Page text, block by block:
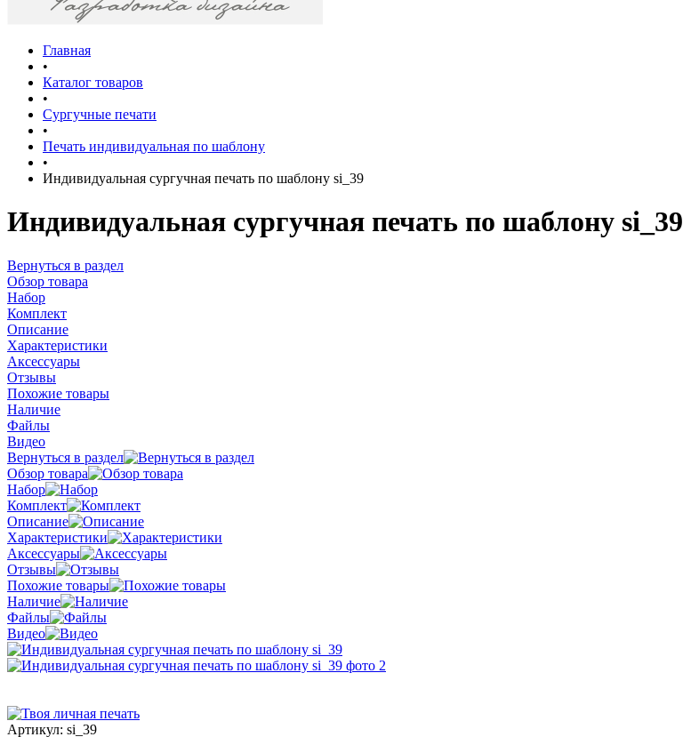
Главная
•
Каталог товаров
•
Сургучные печати
•
Печать индивидуальная по шаблону
•
Индивидуальная сургучная печать по шаблону si_39
Индивидуальная сургучная печать по шаблону si_39
Вернуться в раздел
Обзор товара
Набор
Комплект
Описание
Характеристики
Аксессуары
Отзывы
Похожие товары
Наличие
Файлы
Видео
Вернуться в раздел
Обзор товара
Набор
Комплект
Описание
Характеристики
Аксессуары
Отзывы
Похожие товары
Наличие
Файлы
Видео
Артикул: si_39